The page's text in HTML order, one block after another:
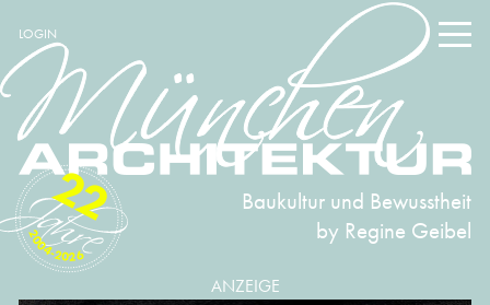
LOGIN
Baukultur und Bewusstheit
by Regine Geibel
2004-2026
22
ANZEIGE